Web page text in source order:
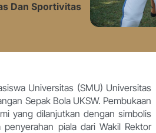
Dan Sportivitas
Universitas (SMU) Universitas
Sepak Bola UKSW. Pembukaan
yang dilanjutkan dengan simbolis
piala dari Wakil Rektor